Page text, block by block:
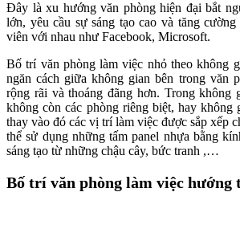
Đây là xu hướng văn phòng hiện đại bắt
lớn, yêu cầu sự sáng tạo cao và tăng
viên với nhau như Facebook, Microsoft.
Bố trí văn phòng làm việc nhỏ theo không
ngăn cách giữa không gian bên trong văn
rộng rãi và thoáng đãng hơn. Trong không
không còn các phòng riêng biệt, hay không
thay vào đó các vị trí làm việc được sắp xếp
thể sử dụng những tấm panel nhựa bằng
sáng tạo từ những chậu cây, bức tranh ,…
Bố trí văn phòng làm việc hướng